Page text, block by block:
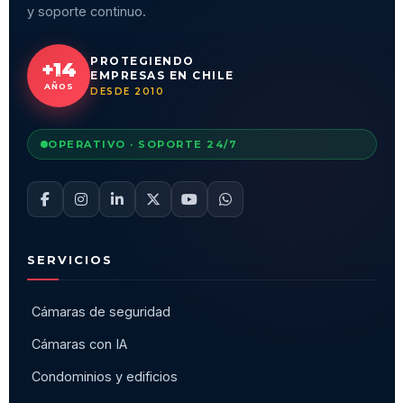
y soporte continuo.
+14
AÑOS
PROTEGIENDO
EMPRESAS EN CHILE
DESDE 2010
OPERATIVO · SOPORTE 24/7
SERVICIOS
Cámaras de seguridad
Cámaras con IA
Condominios y edificios